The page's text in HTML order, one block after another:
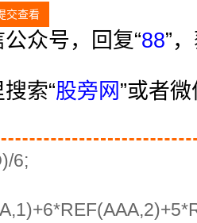
众号，回复“88”
索“股旁网 ”或者
6;